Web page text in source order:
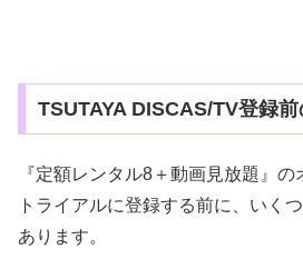
TSUTAYA DISCAS/TV登録
『定額レンタル8＋動画見放題』
トライアルに登録する前に、いく
あります。